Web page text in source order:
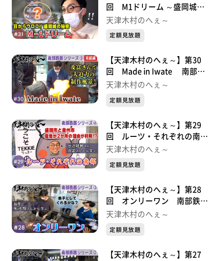
回 M1ドリーム ～盛岡城シ
リーズ①
天津木村のへぇ～
定額見放題
【天津木村のへぇ～】第30
回 Made in Iwate 南部鉄
器シリーズ⑤
天津木村のへぇ～
定額見放題
【天津木村のへぇ～】第29
回 ルーツ・それぞれの南
部 南部鉄器シリーズ④
天津木村のへぇ～
定額見放題
【天津木村のへぇ～】第28
回 オンリーワン 南部鉄器
シリーズ③
天津木村のへぇ～
定額見放題
【天津木村のへぇ～】第27